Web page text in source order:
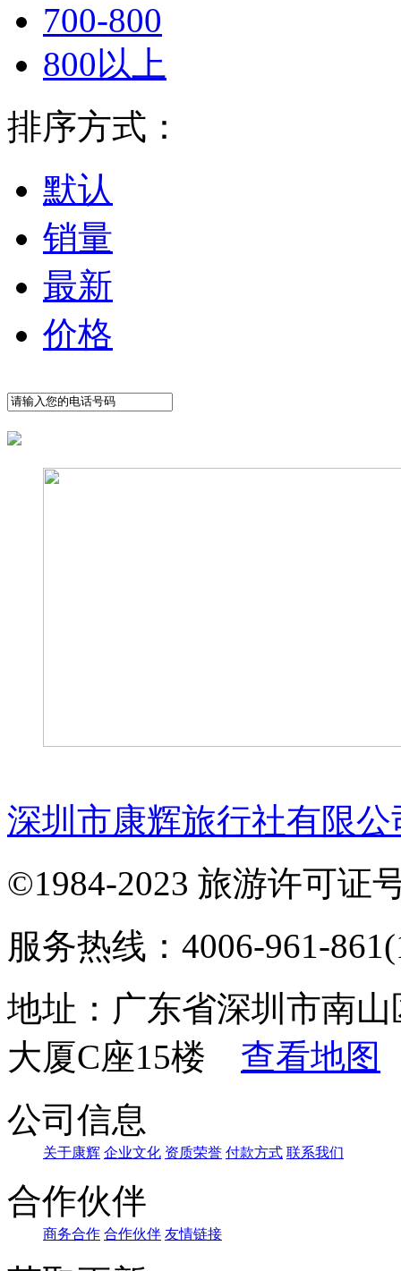
700-800
800以上
排序方式：
默认
销量
最新
价格
深圳市康辉旅行社有限
©1984-2023 旅游许可证
服务热线：4006-961-
地址：广东省深圳市南
大厦C座15楼 查看地图
公司信息
关于康辉 企业文化 资质荣誉 付款方式 联系我们
合作伙伴
商务合作 合作伙伴 友情链接